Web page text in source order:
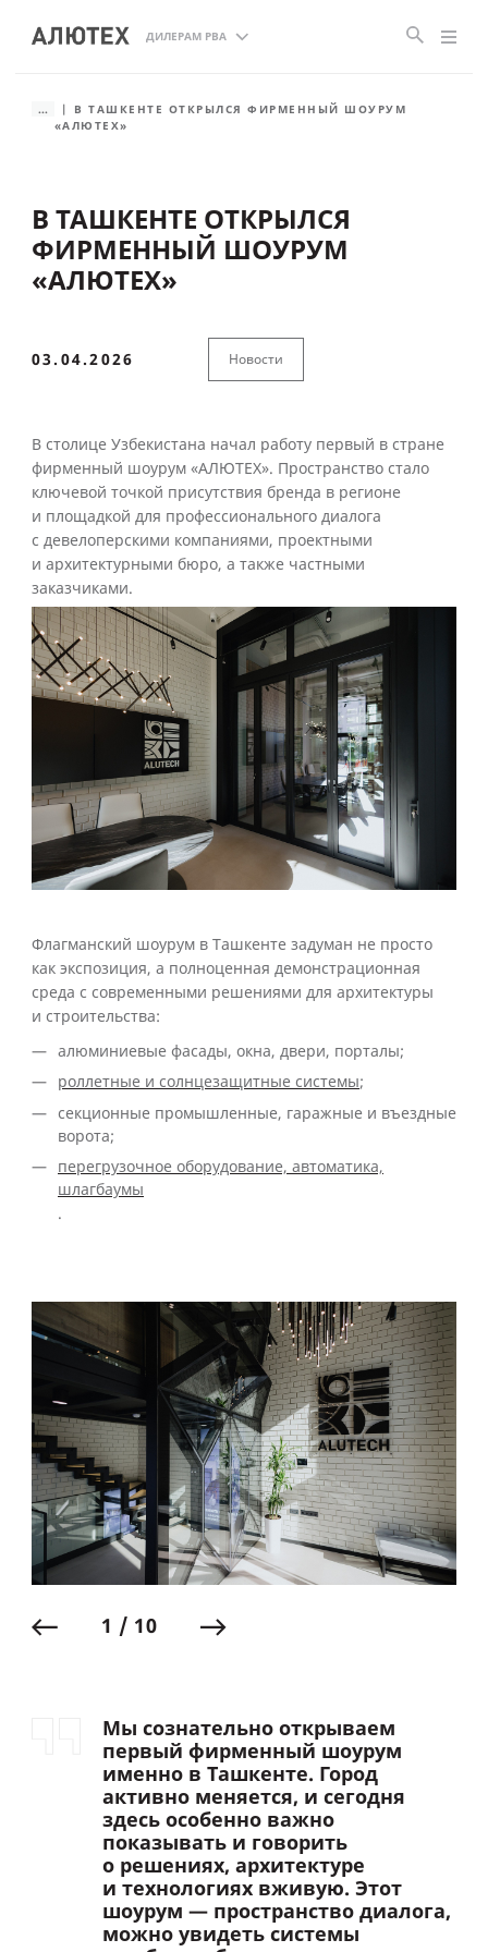
ДИЛЕРАМ РВА
...
В ТАШКЕНТЕ ОТКРЫЛСЯ ФИРМЕННЫЙ ШОУРУМ
«АЛЮТЕХ»
В ТАШКЕНТЕ ОТКРЫЛСЯ
ФИРМЕННЫЙ ШОУРУМ
«АЛЮТЕХ»
03.04.2026 Новости
В столице Узбекистана начал работу первый в стране
фирменный шоурум «АЛЮТЕХ». Пространство стало
ключевой точкой присутствия бренда в регионе
и площадкой для профессионального диалога
с девелоперскими компаниями, проектными
и архитектурными бюро, а также частными
заказчиками.
Флагманский шоурум в Ташкенте задуман не просто
как экспозиция, а полноценная демонстрационная
среда с современными решениями для архитектуры
и строительства:
алюминиевые фасады, окна, двери, порталы;
роллетные и солнцезащитные системы;
секционные промышленные, гаражные и въездные
ворота;
перегрузочное оборудование, автоматика,
шлагбаумы
.
1 / 10
Мы сознательно открываем
первый фирменный шоурум
именно в Ташкенте. Город
активно меняется, и сегодня
здесь особенно важно
показывать и говорить
о решениях, архитектуре
и технологиях вживую. Этот
шоурум — пространство диалога,
можно увидеть системы